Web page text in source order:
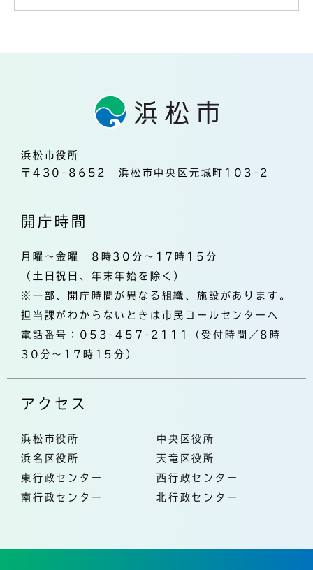
浜松市役所
〒430-8652 浜松市中央区元城町103-2
開庁時間
月曜～金曜 8時30分～17時15分
（土日祝日、年末年始を除く）
※一部、開庁時間が異なる組織、施設があります。
担当課がわからないときは市民コールセンターへ
電話番号：053-457-2111（受付時間／8時
30分～17時15分）
アクセス
浜松市役所
中央区役所
浜名区役所
天竜区役所
東行政センター
西行政センター
南行政センター
北行政センター